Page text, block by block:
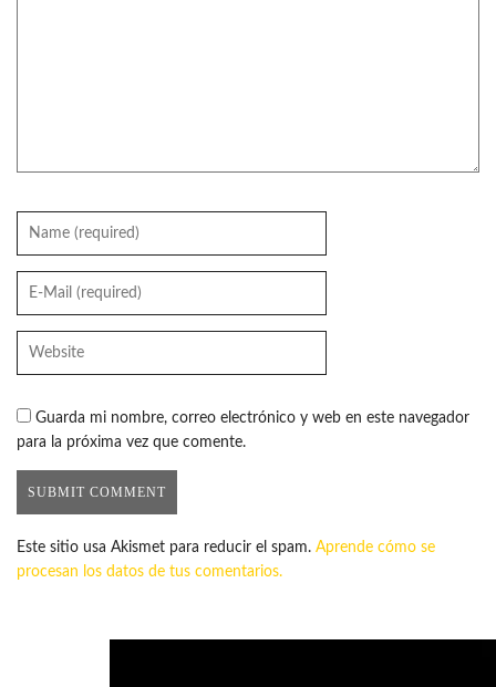
Guarda mi nombre, correo electrónico y web en este navegador
para la próxima vez que comente.
Este sitio usa Akismet para reducir el spam. Aprende cómo se
procesan los datos de tus comentarios.